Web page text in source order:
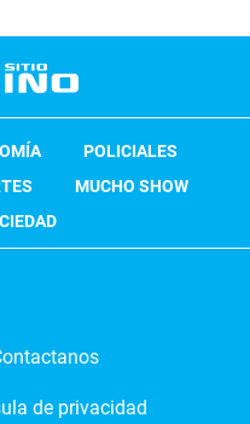
POLICIALES
MUCHO SHOW
de privacidad